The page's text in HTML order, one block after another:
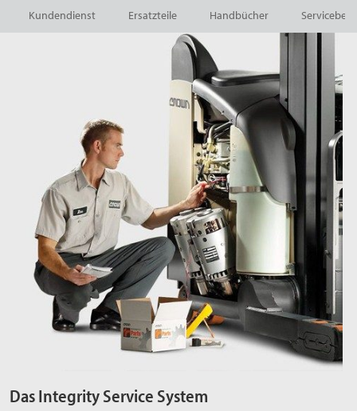
Kundendienst Ersatzteile Handbücher
Das Integrity Service System